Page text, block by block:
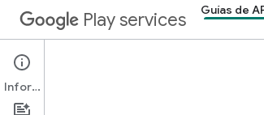
Play services Guías de
Información